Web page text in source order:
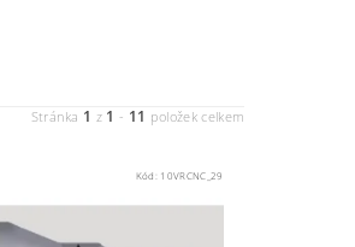
Stránka 1 z 1 - 11 položek celkem
Kód: 10VRCNC_29